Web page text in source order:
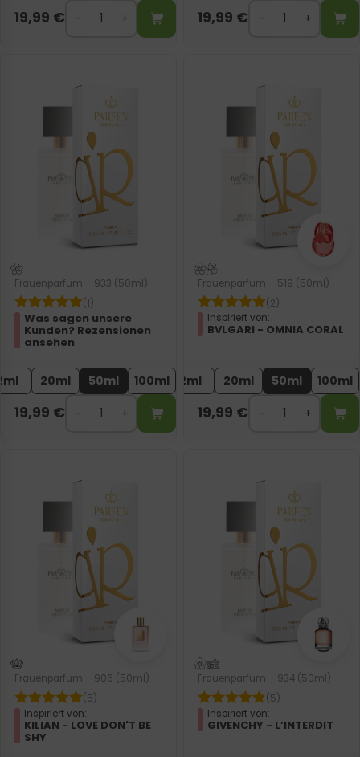
19,99 € 19,99 €
Frauenparfum – 933 (50ml)
(1)
Was sagen unsere
Kunden? Rezensionen
ansehen
20ml 50ml 100ml
19,99 €
Frauenparfum – 519 (50ml)
(2)
Inspiriert von:
BVLGARI - OMNIA CORAL
2ml 20ml 50ml 100ml
19,99 €
Frauenparfum – 906 (50ml)
(5)
Inspiriert von:
KILIAN - LOVE DON'T BE
SHY
Frauenparfum – 934 (50ml)
(5)
Inspiriert von:
GIVENCHY - L’INTERDIT